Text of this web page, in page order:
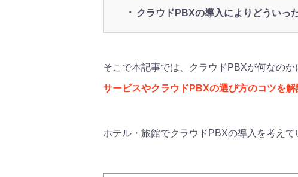
クラウドPBXの導入によりどういっ
そこで本記事では、クラウドPBXが何なのか
サービスやクラウドPBXの選び方のコツを解
ホテル・旅館でクラウドPBXの導入を考え